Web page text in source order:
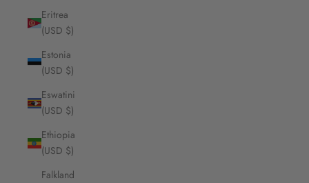
Eritrea
(USD $)
Estonia
(USD $)
Eswatini
(USD $)
Ethiopia
(USD $)
Falkland